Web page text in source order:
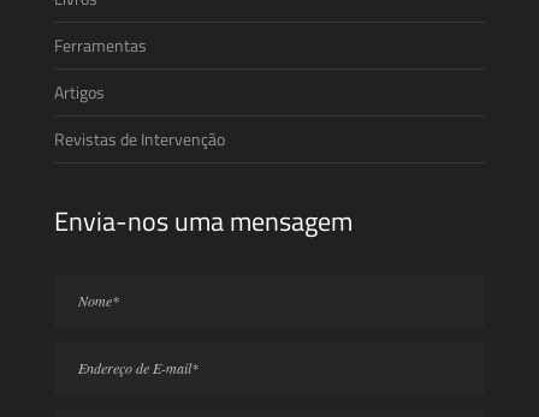
Ferramentas
Artigos
Revistas de Intervenção
Envia-nos uma mensagem